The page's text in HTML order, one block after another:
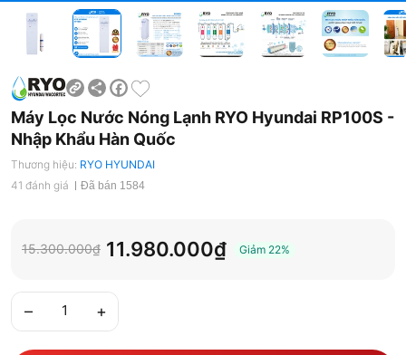
ShareFacebook
Máy Lọc Nước Nóng Lạnh RYO Hyundai RP100S -
Nhập Khẩu Hàn Quốc
Thương hiệu: RYO HYUNDAI
41 đánh giá
Đã bán 1584
15.300.000₫ 11.980.000₫ Giảm 22%
– +